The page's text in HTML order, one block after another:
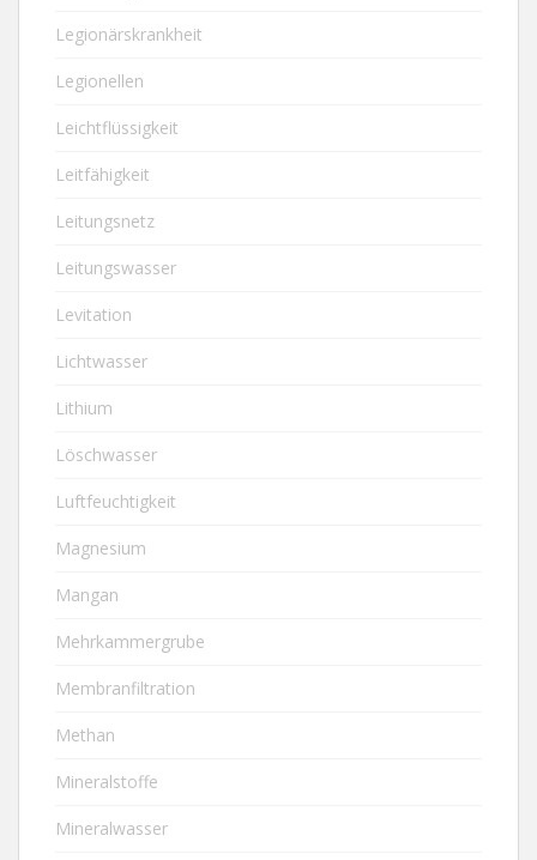
Legionärskrankheit
Legionellen
Leichtflüssigkeit
Leitfähigkeit
Leitungsnetz
Leitungswasser
Levitation
Lichtwasser
Lithium
Löschwasser
Luftfeuchtigkeit
Magnesium
Mangan
Mehrkammergrube
Membranfiltration
Methan
Mineralstoffe
Mineralwasser